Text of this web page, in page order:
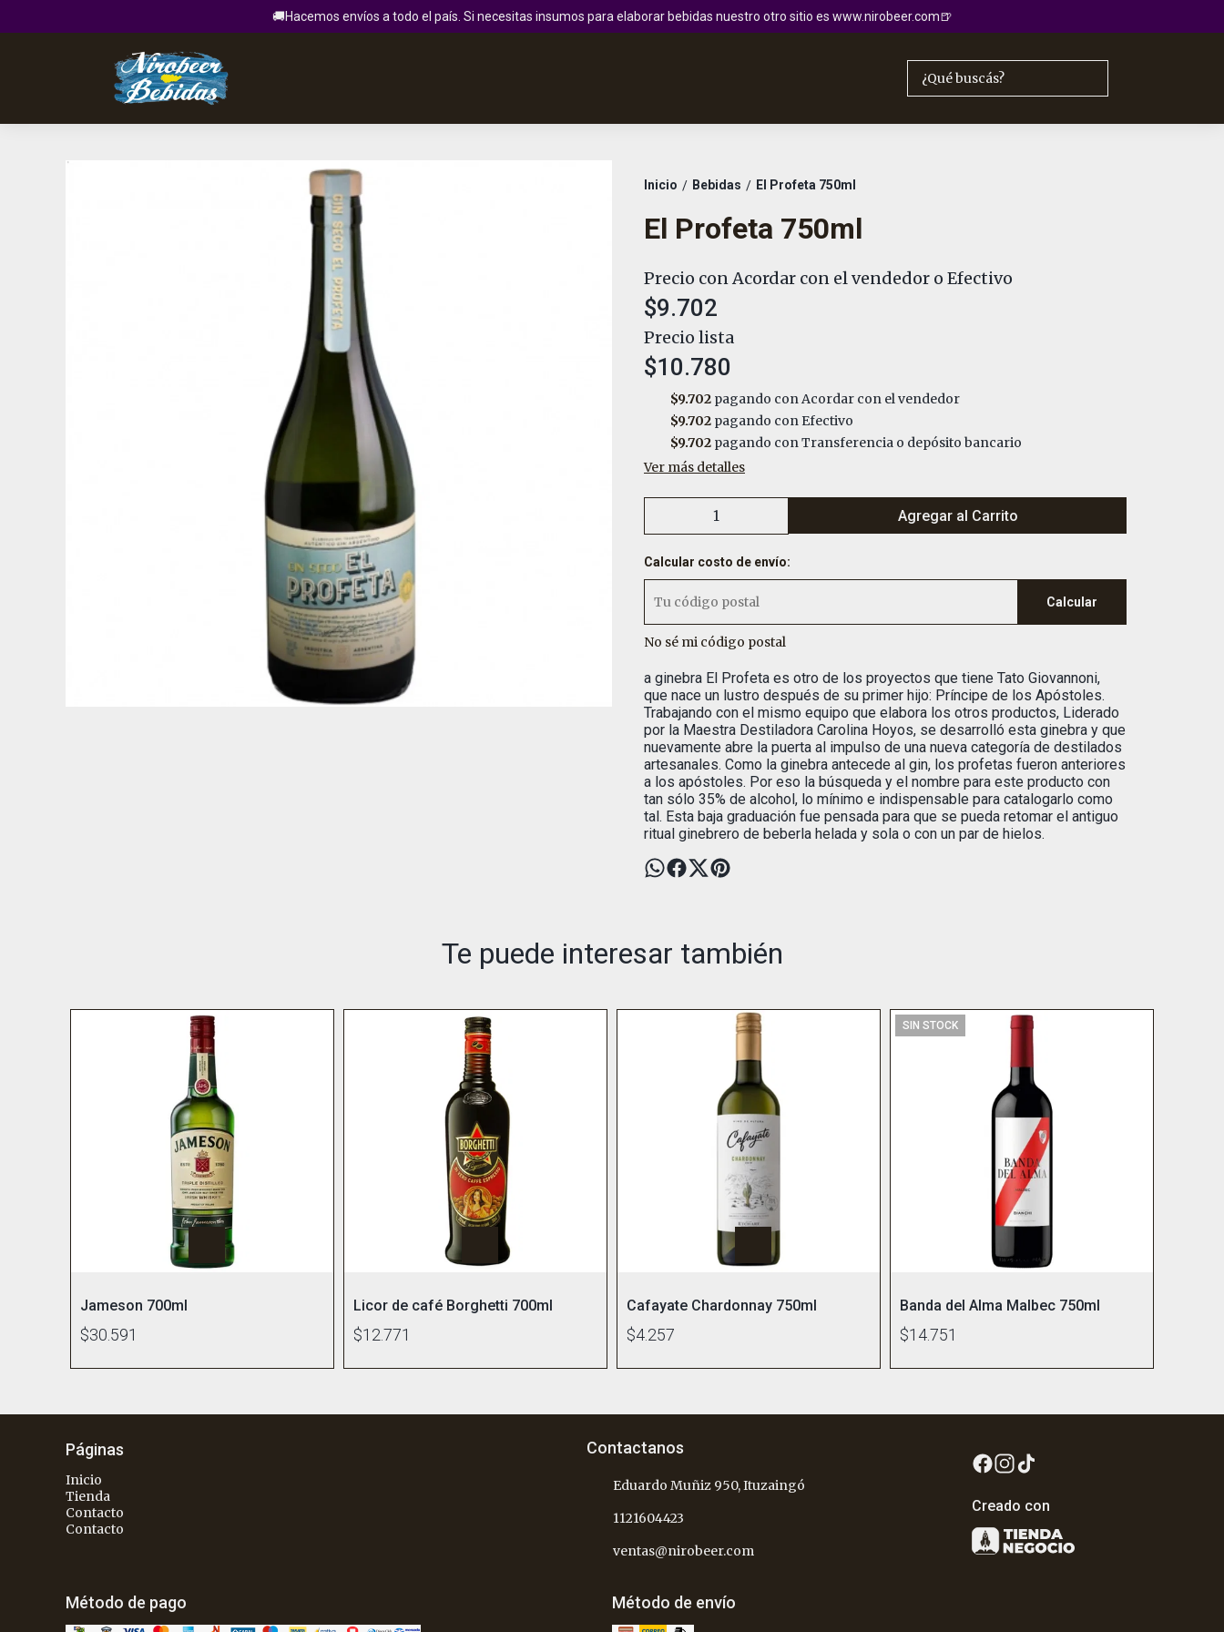
🚚Hacemos envíos a todo el país. Si necesitas insumos para elaborar bebidas nuestro otro sitio es www.nirobeer.com🍺
Inicio / Bebidas / El Profeta 750ml
El Profeta 750ml
Precio con Acordar con el vendedor o Efectivo
$9.702
Precio lista
$10.780
$9.702 pagando con Acordar con el vendedor
$9.702 pagando con Efectivo
$9.702 pagando con Transferencia o depósito bancario
Ver más detalles
Agregar al Carrito
Calcular costo de envío:
Calcular
No sé mi código postal
a ginebra El Profeta es otro de los proyectos que tiene Tato Giovannoni,
que nace un lustro después de su primer hijo: Príncipe de los Apóstoles.
Trabajando con el mismo equipo que elabora los otros productos, Liderado
por la Maestra Destiladora Carolina Hoyos, se desarrolló esta ginebra y que
nuevamente abre la puerta al impulso de una nueva categoría de destilados
artesanales. Como la ginebra antecede al gin, los profetas fueron anteriores
a los apóstoles. Por eso la búsqueda y el nombre para este producto con
tan sólo 35% de alcohol, lo mínimo e indispensable para catalogarlo como
tal. Esta baja graduación fue pensada para que se pueda retomar el antiguo
ritual ginebrero de beberla helada y sola o con un par de hielos.
Te puede interesar también
Jameson 700ml
$30.591
Licor de café Borghetti 700ml
$12.771
Cafayate Chardonnay 750ml
$4.257
SIN STOCK
Banda del Alma Malbec 750ml
$14.751
Páginas
Inicio
Tienda
Contacto
Contacto
Contactanos
Eduardo Muñiz 950, Ituzaingó
1121604423
ventas@nirobeer.com
Creado con
Método de pago Método de envío